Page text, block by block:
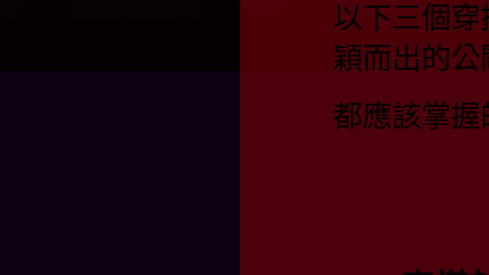
以下三個
穎而出的公
都應該掌